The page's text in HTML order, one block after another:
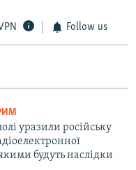
Follow us
уразили російську
будуть наслідки